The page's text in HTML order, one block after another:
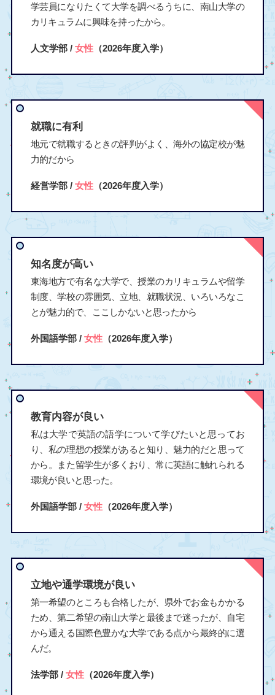
学芸員になりたくて大学を調べるうちに、南山大学の
カリキュラムに興味を持ったから。
人文学部 / 女性（2026年度入学）
就職に有利
地元で就職するときの評判がよく、海外の協定校が魅
力的だから
経営学部 / 女性（2026年度入学）
知名度が高い
東海地方で有名な大学で、授業のカリキュラムや留学
制度、学校の雰囲気、立地、就職状況、いろいろなこ
とが魅力的で、ここしかないと思ったから
外国語学部 / 女性（2026年度入学）
教育内容が良い
私は大学で英語の語学について学びたいと思ってお
り、私の理想の授業があると知り、魅力的だと思って
から。また留学生が多くおり、常に英語に触れられる
環境が良いと思った。
外国語学部 / 女性（2026年度入学）
立地や通学環境が良い
第一希望のところも合格したが、県外でお金もかかる
ため、第二希望の南山大学と最後まで迷ったが、自宅
から通える国際色豊かな大学である点から最終的に選
んだ。
法学部 / 女性（2026年度入学）